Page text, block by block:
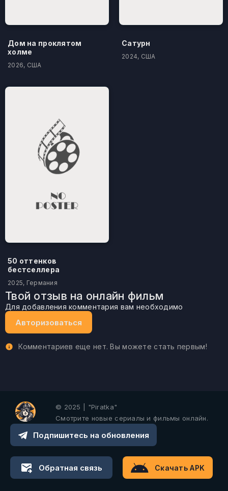
Дом на проклятом
холме
2026, США
Сатурн
2024, США
50 оттенков
бестселлера
2025, Германия
Твой отзыв на онлайн фильм
Для добавления комментария вам необходимо
Авторизоваться
Комментариев еще нет. Вы можете стать первым!
© 2025 | "Piratka"
Смотрите новые сериалы и фильмы онлайн.
Подпишитесь на обновления
Обратная связь Скачать APK